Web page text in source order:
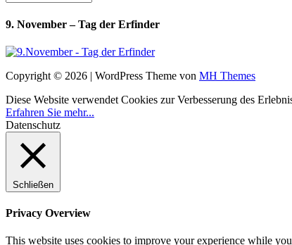
9. November – Tag der Erfinder
Copyright © 2026 | WordPress Theme von MH Themes
Diese Website verwendet Cookies zur Verbesserung des
Erfahren Sie mehr...
Datenschutz
Schließen
Privacy Overview
This website uses cookies to improve your experience while